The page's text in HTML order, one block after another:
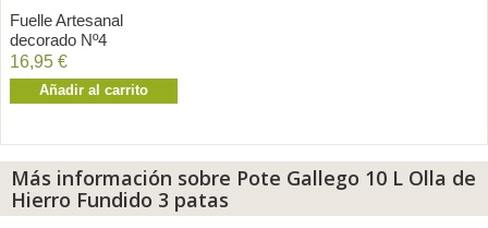
Fuelle Artesanal
decorado Nº4
16,95 €
Añadir al carrito
Más información sobre Pote Gallego 10 L Olla de
Hierro Fundido 3 patas